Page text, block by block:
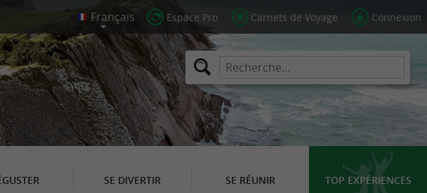
Espace Pro Carnets de Voyage Connexion
SE DIVERTIR SE RÉUNIR TOP EXPÉRIENCES